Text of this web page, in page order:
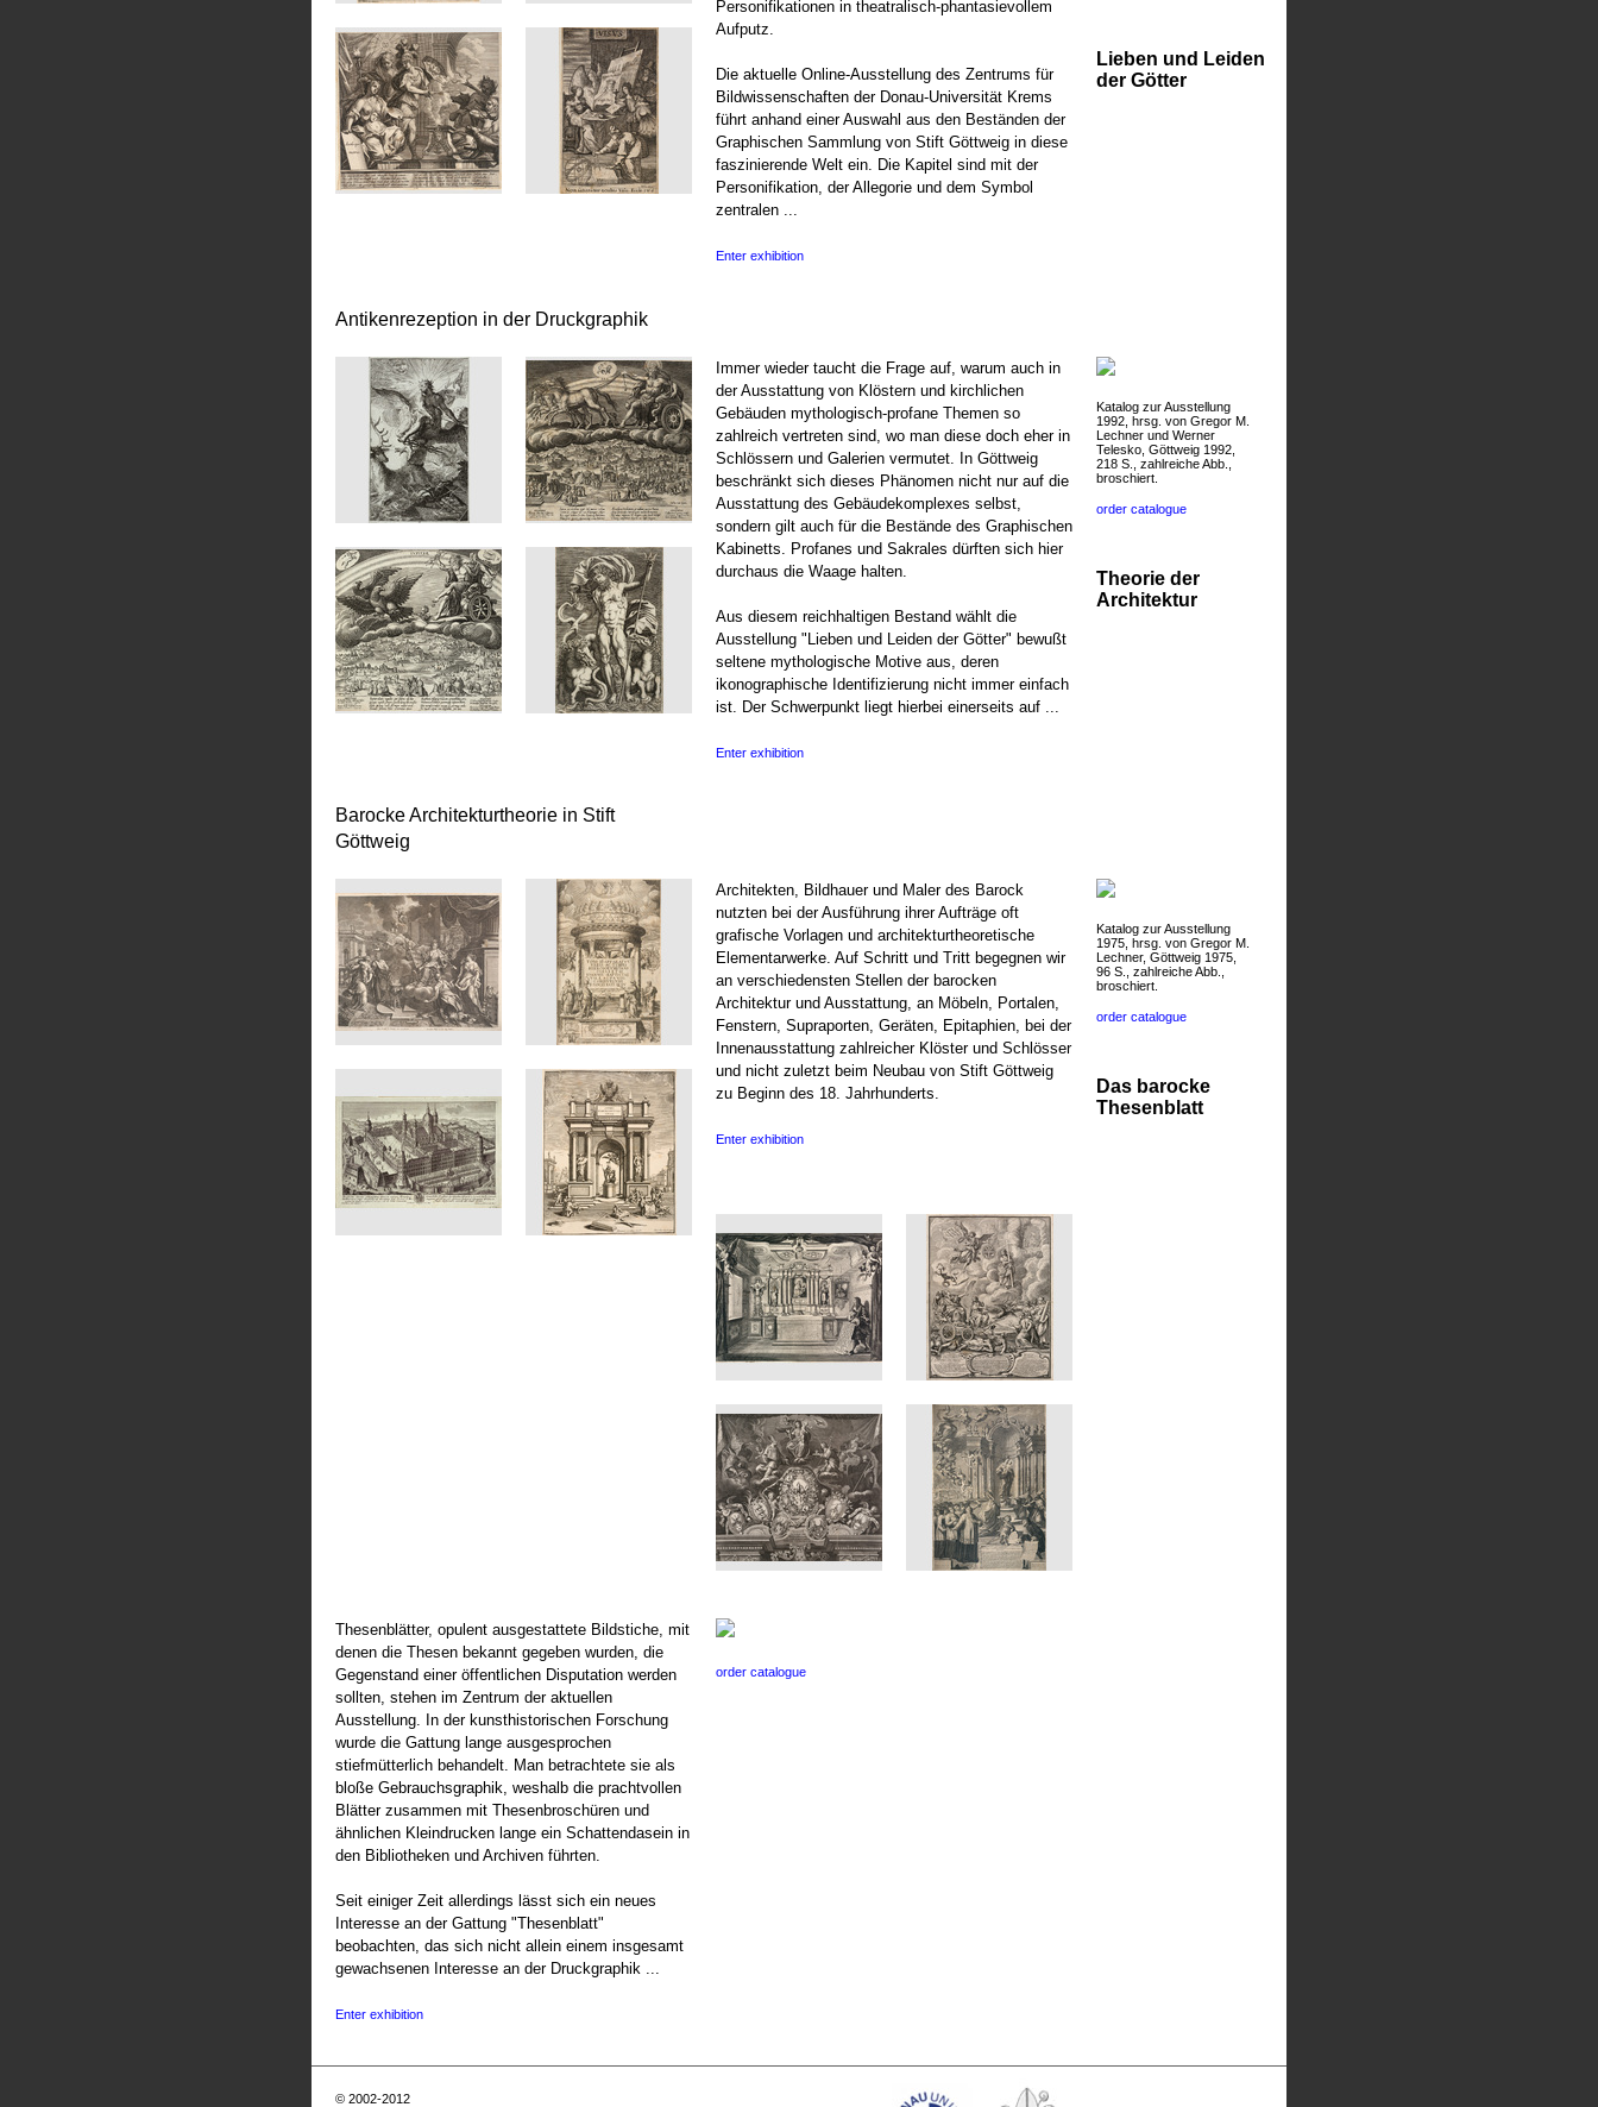
Personifikationen in theatralisch-phantasievollem
Aufputz.
Die aktuelle Online-Ausstellung des Zentrums für
Bildwissenschaften der Donau-Universität Krems
führt anhand einer Auswahl aus den Beständen der
Graphischen Sammlung von Stift Göttweig in diese
faszinierende Welt ein. Die Kapitel sind mit der
Personifikation, der Allegorie und dem Symbol
zentralen ...
Enter exhibition
Lieben und Leiden
der Götter
Antikenrezeption in der Druckgraphik
Immer wieder taucht die Frage auf, warum auch in
der Ausstattung von Klöstern und kirchlichen
Gebäuden mythologisch-profane Themen so
zahlreich vertreten sind, wo man diese doch eher in
Schlössern und Galerien vermutet. In Göttweig
beschränkt sich dieses Phänomen nicht nur auf die
Ausstattung des Gebäudekomplexes selbst,
sondern gilt auch für die Bestände des Graphischen
Kabinetts. Profanes und Sakrales dürften sich hier
durchaus die Waage halten.
Aus diesem reichhaltigen Bestand wählt die
Ausstellung "Lieben und Leiden der Götter" bewußt
seltene mythologische Motive aus, deren
ikonographische Identifizierung nicht immer einfach
ist. Der Schwerpunkt liegt hierbei einerseits auf ...
Enter exhibition
Katalog zur Ausstellung
1992, hrsg. von Gregor M.
Lechner und Werner
Telesko, Göttweig 1992,
218 S., zahlreiche Abb.,
broschiert.
order catalogue
Theorie der
Architektur
Barocke Architekturtheorie in Stift
Göttweig
Architekten, Bildhauer und Maler des Barock
nutzten bei der Ausführung ihrer Aufträge oft
grafische Vorlagen und architekturtheoretische
Elementarwerke. Auf Schritt und Tritt begegnen wir
an verschiedensten Stellen der barocken
Architektur und Ausstattung, an Möbeln, Portalen,
Fenstern, Supraporten, Geräten, Epitaphien, bei der
Innenausstattung zahlreicher Klöster und Schlösser
und nicht zuletzt beim Neubau von Stift Göttweig
zu Beginn des 18. Jahrhunderts.
Enter exhibition
Katalog zur Ausstellung
1975, hrsg. von Gregor M.
Lechner, Göttweig 1975,
96 S., zahlreiche Abb.,
broschiert.
order catalogue
Das barocke
Thesenblatt
Thesenblätter, opulent ausgestattete Bildstiche, mit
denen die Thesen bekannt gegeben wurden, die
Gegenstand einer öffentlichen Disputation werden
sollten, stehen im Zentrum der aktuellen
Ausstellung. In der kunsthistorischen Forschung
wurde die Gattung lange ausgesprochen
stiefmütterlich behandelt. Man betrachtete sie als
bloße Gebrauchsgraphik, weshalb die prachtvollen
Blätter zusammen mit Thesenbroschüren und
ähnlichen Kleindrucken lange ein Schattendasein in
den Bibliotheken und Archiven führten.
Seit einiger Zeit allerdings lässt sich ein neues
Interesse an der Gattung "Thesenblatt"
beobachten, das sich nicht allein einem insgesamt
gewachsenen Interesse an der Druckgraphik ...
Enter exhibition
order catalogue
© 2002-2012